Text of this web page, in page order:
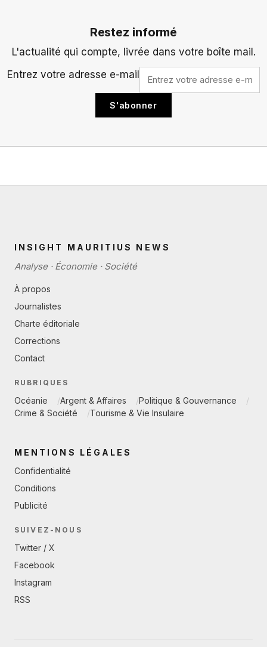
Restez informé
L'actualité qui compte, livrée dans votre boîte mail.
Entrez votre adresse e-mail
S'abonner
INSIGHT MAURITIUS NEWS
Analyse · Économie · Société
À propos
Journalistes
Charte éditoriale
Corrections
Contact
RUBRIQUES
Océanie Argent & Affaires
Politique & Gouvernance
Crime & Société
Tourisme & Vie Insulaire
MENTIONS LÉGALES
Confidentialité
Conditions
Publicité
SUIVEZ-NOUS
Twitter / X
Facebook
Instagram
RSS